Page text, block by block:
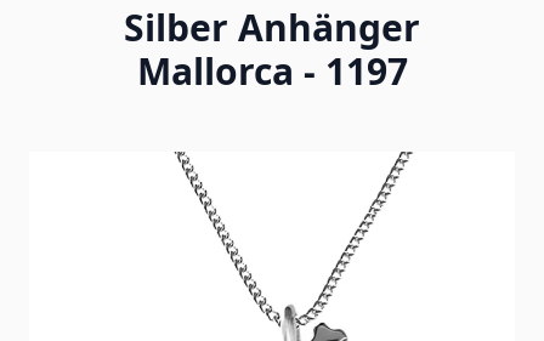
Silber Anhänger
Mallorca - 1197